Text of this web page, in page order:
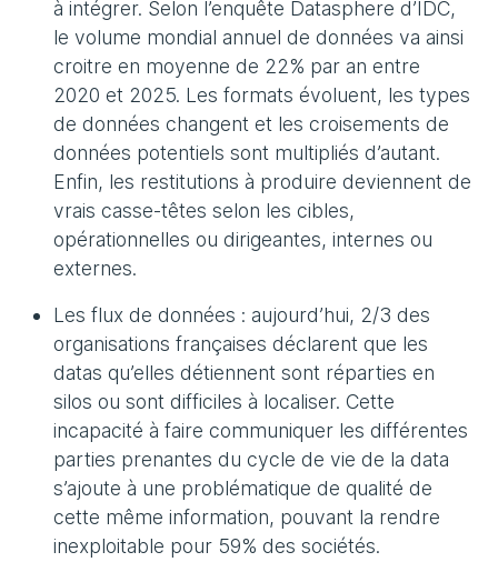
à intégrer. Selon l’enquête Datasphere d’IDC,
le volume mondial annuel de données va ainsi
croitre en moyenne de 22% par an entre
2020 et 2025. Les formats évoluent, les types
de données changent et les croisements de
données potentiels sont multipliés d’autant.
Enfin, les restitutions à produire deviennent de
vrais casse-têtes selon les cibles,
opérationnelles ou dirigeantes, internes ou
externes.
Les flux de données : aujourd’hui, 2/3 des
organisations françaises déclarent que les
datas qu’elles détiennent sont réparties en
silos ou sont difficiles à localiser. Cette
incapacité à faire communiquer les différentes
parties prenantes du cycle de vie de la data
s’ajoute à une problématique de qualité de
cette même information, pouvant la rendre
inexploitable pour 59% des sociétés.